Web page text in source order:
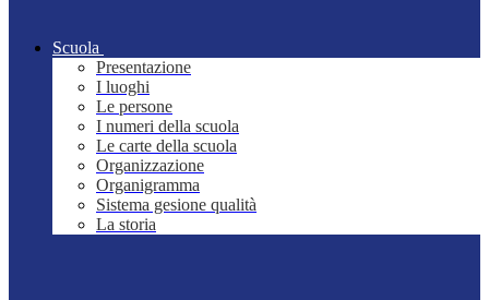
Scuola
Presentazione
I luoghi
Le persone
I numeri della scuola
Le carte della scuola
Organizzazione
Organigramma
Sistema gesione qualità
La storia